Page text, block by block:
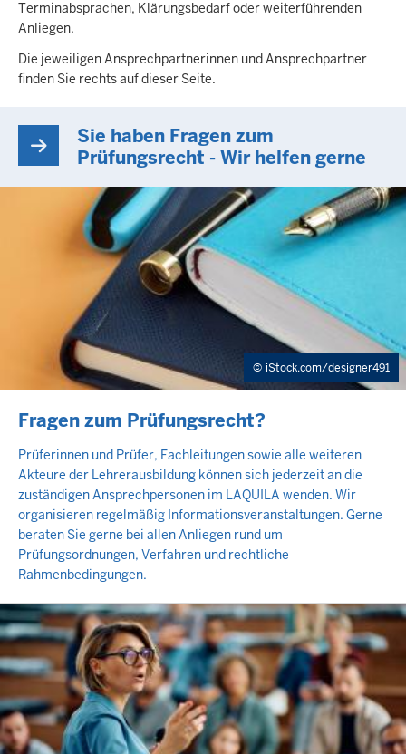
Terminabsprachen, Klärungsbedarf oder weiterführenden
Anliegen.
Die jeweiligen Ansprechpartnerinnen und Ansprechpartner
finden Sie rechts auf dieser Seite.
Sie haben Fragen zum
Prüfungsrecht - Wir helfen gerne
iStock.com/designer491
INHALTSSEITE
Fragen zum Prüfungsrecht?
Prüferinnen und Prüfer, Fachleitungen sowie alle weiteren
Akteure der Lehrerausbildung können sich jederzeit an die
zuständigen Ansprechpersonen im LAQUILA wenden. Wir
organisieren regelmäßig Informationsveranstaltungen. Gerne
beraten Sie gerne bei allen Anliegen rund um
Prüfungsordnungen, Verfahren und rechtliche
Rahmenbedingungen.